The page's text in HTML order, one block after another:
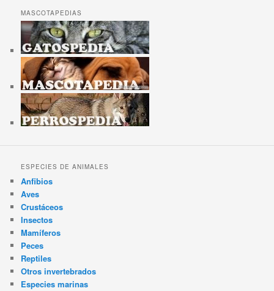
MASCOTAPEDIAS
ESPECIES DE ANIMALES
Anfibios
Aves
Crustáceos
Insectos
Mamíferos
Peces
Reptiles
Otros invertebrados
Especies marinas